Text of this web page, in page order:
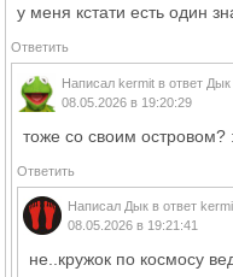
у меня кстати есть один
Ответить
Написал kermit в ответ Дык
08.05.2026 в 19:20:29
тоже со своим островом?
Ответить
Написал Дык в ответ
08.05.2026 в 19:21:41
не..кружок по космосу